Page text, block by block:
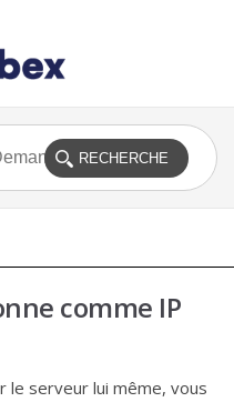
comme IP
le serveur lui même, vous